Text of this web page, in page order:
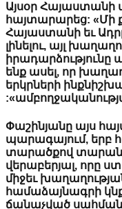
Այսօր
Հայաստանի
լինելու,
ենք ասել,
երկրների
Փաշինյանը
տարածքով
միջեւ
ճանաչված